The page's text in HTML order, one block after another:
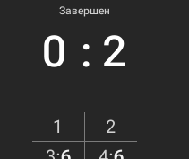
Завершен
0 : 2
1
2